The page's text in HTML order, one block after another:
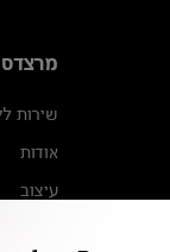
שירות
אודות
עיצוב